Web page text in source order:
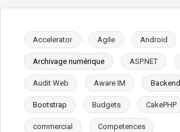
Accelerator Agile Android
Archivage numérique ASP.NET
Audit Web Aware IM Backend
Bootstrap Budgets CakePHP
commercial Competences